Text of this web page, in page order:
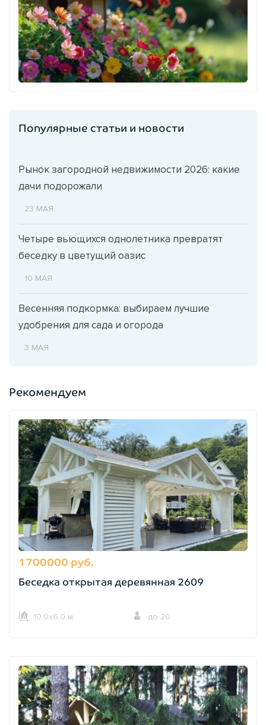
Популярные статьи и новости
Рынок загородной недвижимости 2026: какие
дачи подорожали
23 МАЯ
Четыре вьющихся однолетника превратят
беседку в цветущий оазис
10 МАЯ
Весенняя подкормка: выбираем лучшие
удобрения для сада и огорода
3 МАЯ
Рекомендуем
1700000 руб.
Беседка открытая деревянная 2609
10,0х6,0 м. до 20